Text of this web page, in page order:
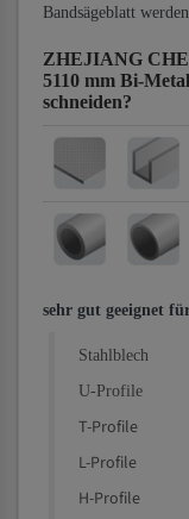
Bandsägeblatt
ZHEJIANG
5110 mm Bi-
schneiden?
sehr gut geeignet
Stahlblech
U-Profile
T-Profile
L-Profile
H-Profile